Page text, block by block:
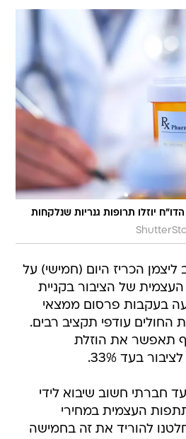
יוזלו תרופות גנריות שנלקחות
הכריז היום (חמישי) על
של הציבור בקניית
בעקבות פרסום ממצאי
עודפי תקציב רבים.
תאפשר את הוזלת
בעד 33%.
חברתי חשוב שיבוא לידי
העצמית במחירי
להוריד את זה בחמישה